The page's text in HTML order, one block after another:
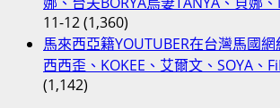
11-12(1,360)
馬來西亞籍YOUTUBER在台灣馬國網
西西歪、KOKEE、艾爾文、SOYA、
(1,142)